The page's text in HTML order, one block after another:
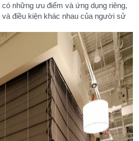
những ưu điểm và ứng dụng riêng,
điều kiện khác nhau của người sử